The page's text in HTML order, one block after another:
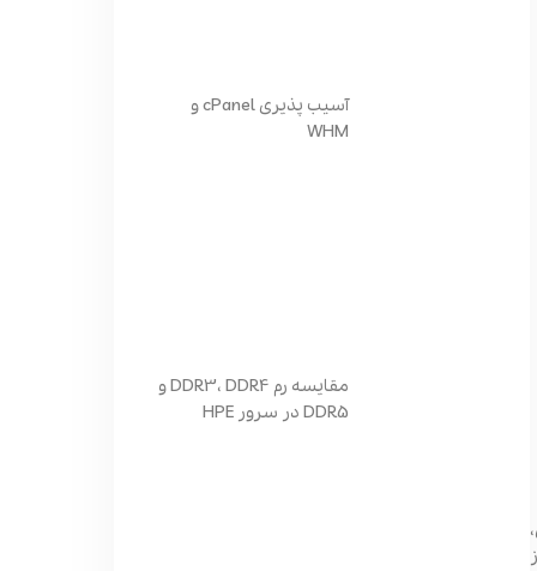
آسیب پذیری cPanel و
WHM
مقایسه رم DDR3، DDR4 و
DDR5 در سرور HPE